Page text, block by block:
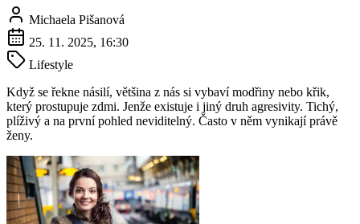
Michaela Pišanová
25. 11. 2025, 16:30
Lifestyle
Když se řekne násilí, většina z nás si vybaví modřiny nebo křik,
který prostupuje zdmi. Jenže existuje i jiný druh agresivity. Tichý,
plíživý a na první pohled neviditelný. Často v něm vynikají právě
ženy.